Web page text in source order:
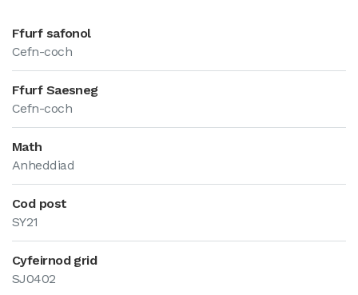
Ffurf safonol
Cefn-coch
Ffurf Saesneg
Cefn-coch
Math
Anheddiad
Cod post
SY21
Cyfeirnod grid
SJ0402